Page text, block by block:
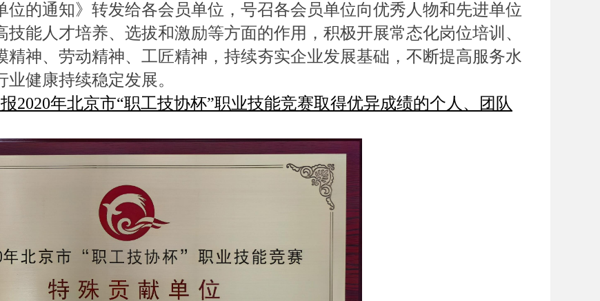
的通知》转发给各会员单位，号召各会员单位向优秀人物和先进单位
能人才培养、选拔和激励等方面的作用，积极开展常态化岗位培训、
神、劳动精神、工匠精神，持续夯实企业发展基础，不断提高服务水
健康持续稳定发展。
2020年北京市“职工技协杯”职业技能竞赛取得优异成绩的个人、团队